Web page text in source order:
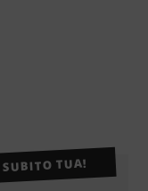
SUBITO TUA!